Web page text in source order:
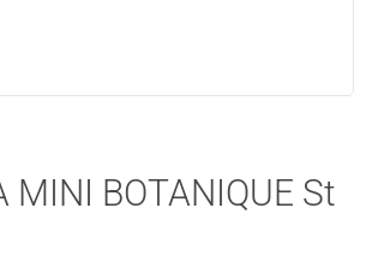
MINI BOTANIQUE St